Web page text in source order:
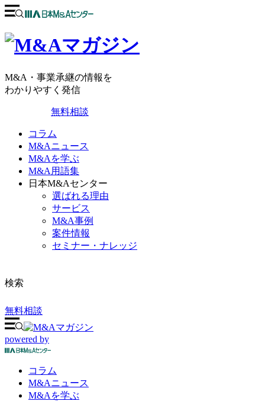
M&A・事業承継の情報を
わかりやすく発信
無料相談
コラム
M&Aニュース
M&Aを学ぶ
M&A用語集
日本M&Aセンター
選ばれる理由
サービス
M&A事例
案件情報
セミナー・ナレッジ
検索
無料相談
powered by
コラム
M&Aニュース
M&Aを学ぶ